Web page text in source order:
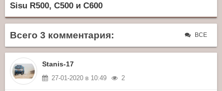
Sisu R500, C500 и C600
Всего 3 комментария: ВСЕ
Stanis-17
27-01-2020 в 10:49 2